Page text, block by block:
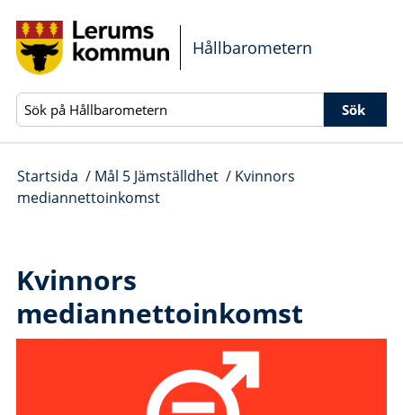
Hållbarometern
Sök
Startsida / Mål 5 Jämställdhet / Kvinnors
mediannettoinkomst
Kvinnors
mediannettoinkomst